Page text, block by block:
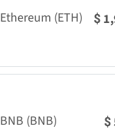
Ethereum (ETH) $
BNB (BNB) $